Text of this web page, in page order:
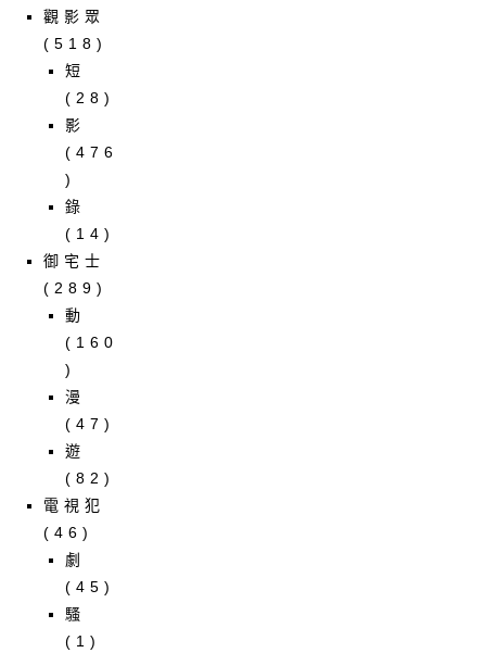
觀影眾
(518)
短
(28)
影
(476
)
錄
(14)
御宅士
(289)
動
(160
)
漫
(47)
遊
(82)
電視犯
(46)
劇
(45)
騷
(1)